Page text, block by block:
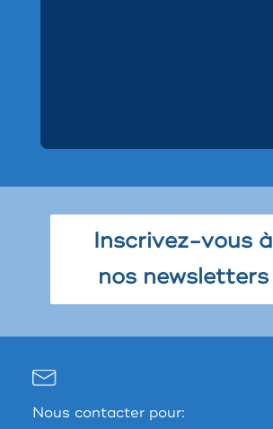
Inscrivez-vous à
nos newsletters
Nous contacter pour: